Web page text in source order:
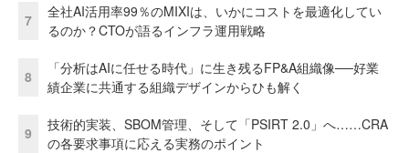
7
全社AI活用率99％のMIXIは、いかにコストを最適化してい
るのか？CTOが語るインフラ運用戦略
8
「分析はAIに任せる時代」に生き残るFP&A組織像──好業
績企業に共通する組織デザインからひも解く
9
技術的実装、SBOM管理、そして「PSIRT 2.0」へ……CRA
の各要求事項に応える実務のポイント